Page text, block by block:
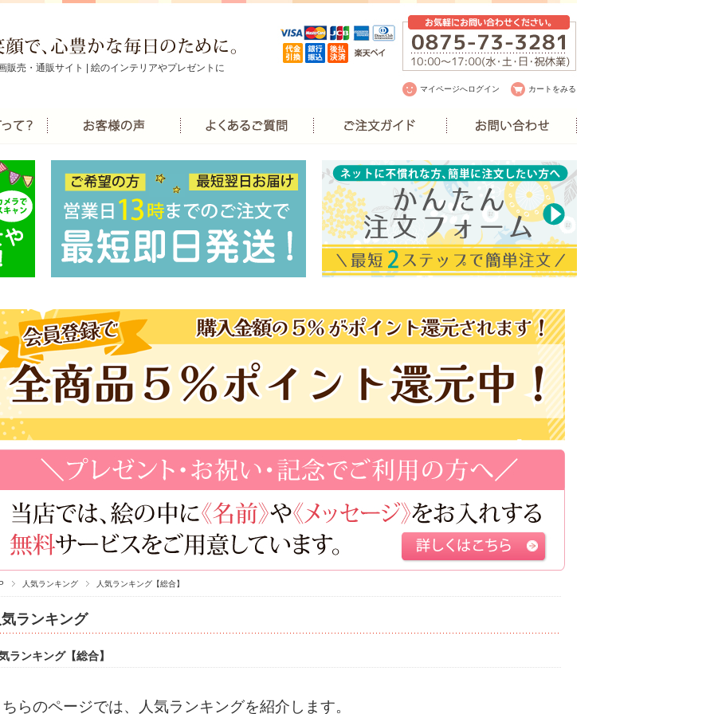
販売・通販サイト | 絵のインテリアやプレゼントに
マイページへログイン カートをみる
人気ランキング 人気ランキング【総合】
ランキング
ランキング【総合】
らのページでは、人気ランキングを紹介します。